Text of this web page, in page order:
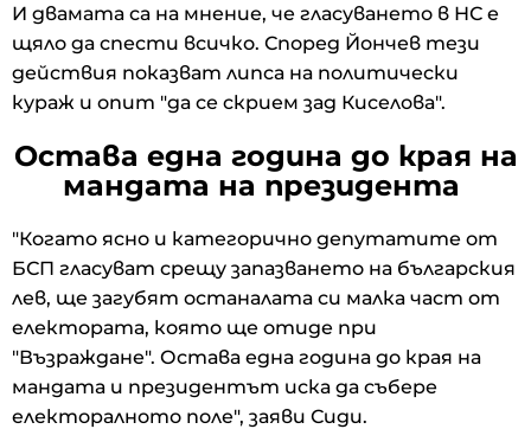
И двамата са на мнение, че гласуването в НС е
щяло да спести всичко. Според Йончев тези
действия показват липса на политически
кураж и опит "да се скрием зад Киселова".
Остава една година до края на
мандата на президента
"Когато ясно и категорично депутатите от
БСП гласуват срещу запазването на българския
лев, ще загубят останалата си малка част от
електората, която ще отиде при
"Възраждане". Остава една година до края на
мандата и президентът иска да събере
електоралното поле", заяви Сиди.